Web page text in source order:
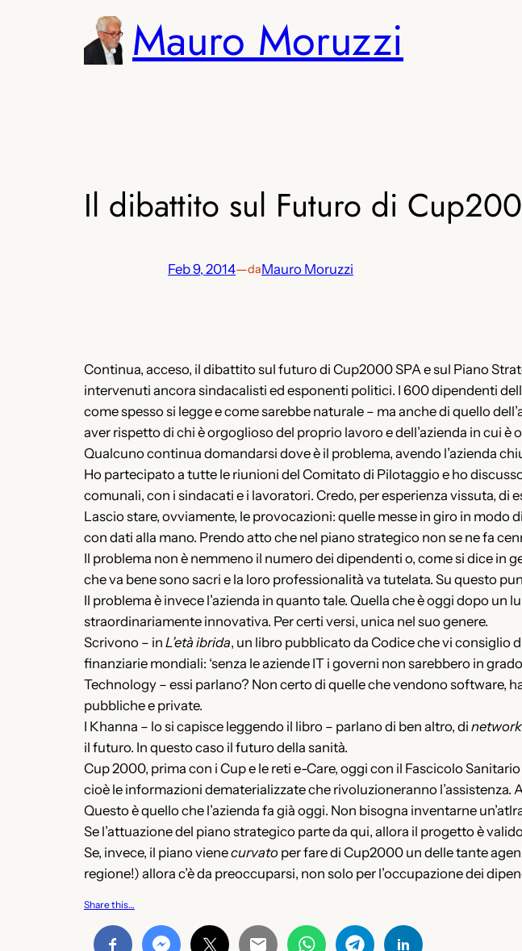
Mauro Moruzzi
Il dibattito sul Futuro di
Feb 9, 2014—daMauro Moruzzi
Continua, acceso, il dibattito sul futuro di Cup2000 SPA e sul Piano
intervenuti ancora sindacalisti ed esponenti politici. I 600 dipendenti
come spesso si legge e come sarebbe naturale – ma anche di quello
aver rispetto di chi è orgoglioso del proprio lavoro e dell’azienda in cui è
Qualcuno continua domandarsi dove è il problema, avendo l’azienda
Ho partecipato a tutte le riunioni del Comitato di Pilotaggio e ho
comunali, con i sindacati e i lavoratori. Credo, per esperienza vissuta,
Lascio stare, ovviamente, le provocazioni: quelle messe in giro in
con dati alla mano. Prendo atto che nel piano strategico non se ne fa
Il problema non è nemmeno il numero dei dipendenti o, come si dice in
che va bene sono sacri e la loro professionalità va tutelata. Su questo
Il problema è invece l’azienda in quanto tale. Quella che è oggi dopo
straordinariamente innovativa. Per certi versi, unica nel suo genere.
Scrivono – in L’età ibrida, un libro pubblicato da Codice che vi consiglio
finanziarie mondiali: ‘senza le aziende IT i governi non sarebbero in
Technology – essi parlano? Non certo di quelle che vendono software,
pubbliche e private.
I Khanna – lo si capisce leggendo il libro – parlano di ben altro, di
il futuro. In questo caso il futuro della sanità.
Cup 2000, prima con i Cup e le reti e-Care, oggi con il Fascicolo
cioè le informazioni dematerializzate che rivoluzioneranno l’assistenza.
Questo è quello che l’azienda fa già oggi. Non bisogna inventarne
Se l’attuazione del piano strategico parte da qui, allora il progetto è
Se, invece, il piano vienecurvato per fare di Cup2000 un delle tante
regione!) allora c’è da preoccuparsi, non solo per l’occupazione dei
Share this…